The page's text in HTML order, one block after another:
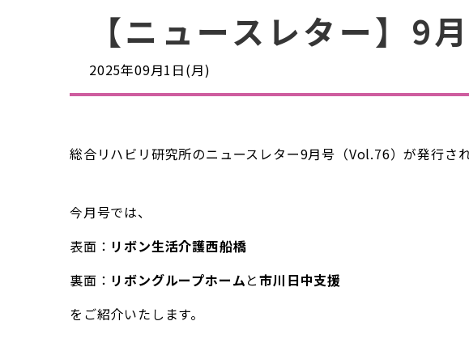
【ニュースレター】9
2025年09月1日(月)
総合リハビリ研究所のニュースレター9月号（Vol.76）が発行され
今月号では、
表面： リボン生活介護西船橋
裏面： リボングループホームと市川日中支援
をご紹介いたします。